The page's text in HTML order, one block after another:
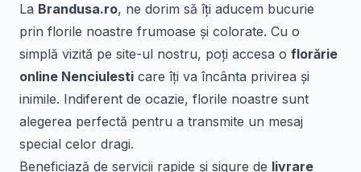
La Brandusa.ro, ne dorim să îți aducem bucurie
prin florile noastre frumoase și colorate. Cu o
simplă vizită pe site-ul nostru, poți accesa o florărie
online Nenciulesti care îți va încânta privirea și
inimile. Indiferent de ocazie, florile noastre sunt
alegerea perfectă pentru a transmite un mesaj
special celor dragi.
Beneficiază de servicii rapide și sigure de livrare